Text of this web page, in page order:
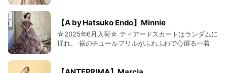
【A by Hatsuko Endo】Minnie
☆2025年6月入荷☆ ティアードスカートはランダムに
揺れ、 裾のチュールフリルがふわふわで心躍る一着